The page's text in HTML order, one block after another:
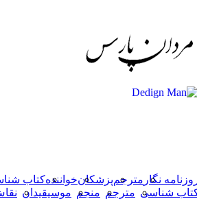
نگار مترجمپزشکانخوانندهکتاب
شناسی مترجم منجم موسیقیدان